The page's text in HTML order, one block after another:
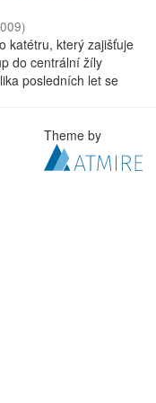
)
katétru, který zajišťuje
do centrální žíly
posledních let se
Theme by